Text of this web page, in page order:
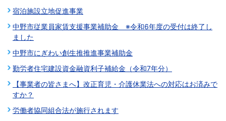
宿泊施設立地促進事業
中野市従業員家賃支援事業補助金 ※令和6年度の受付は終了し
ました
中野市にぎわい創生推推進事業補助金
勤労者住宅建設資金融資利子補給金（令和7年分）
【事業者の皆さまへ】改正育児・介護休業法への対応はお済みで
すか？
労働者協同組合法が施行されます